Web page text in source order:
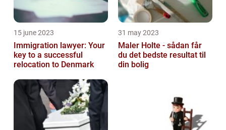
15 june 2023
Immigration lawyer: Your
key to a successful
relocation to Denmark
31 may 2023
Maler Holte - sådan får
du det bedste resultat til
din bolig